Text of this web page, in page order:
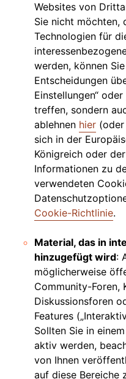
Websites von
Sie nicht möchten,
Technologien für
werden, können
Entscheidungen
Einstellungen“
treffen, sondern
ablehnen hier
sich in der
Königreich oder
Informationen zu
verwendeten
Cookie-Richtlinie.
Material, das in
hinzugefügt wird:
möglicherweise
Community-Foren,
Diskussionsforen
Features
Sollten Sie in
aktiv werden,
von Ihnen
auf diese Bereiche